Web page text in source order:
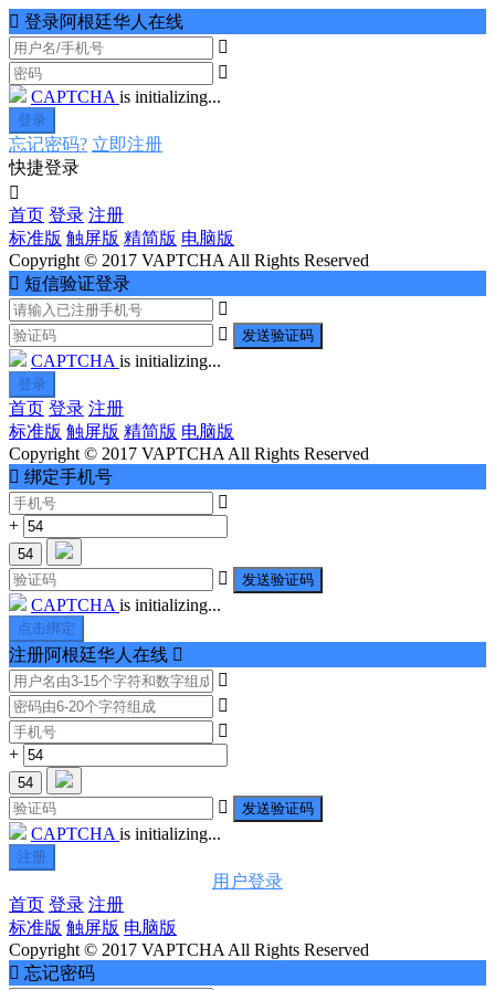
 登录阿根廷华人在线


CAPTCHA is initializing...
登录
忘记密码? 立即注册
快捷登录

首页 登录 注册
标准版 触屏版 精简版 电脑版
Copyright © 2017 VAPTCHA All Rights Reserved
 短信验证登录


发送验证码
CAPTCHA is initializing...
登录
首页 登录 注册
标准版 触屏版 精简版 电脑版
Copyright © 2017 VAPTCHA All Rights Reserved
 绑定手机号

+
54
 发送验证码
CAPTCHA is initializing...
点击绑定
注册阿根廷华人在线 



+
54
 发送验证码
CAPTCHA is initializing...
注册
用户登录
首页 登录 注册
标准版 触屏版 电脑版
Copyright © 2017 VAPTCHA All Rights Reserved
 忘记密码